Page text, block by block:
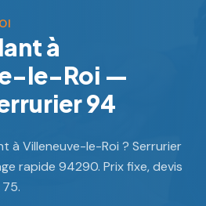
à
le-Roi —
94
à Villeneuve-le-Roi ? Serrurier
rapide 94290. Prix fixe, devis